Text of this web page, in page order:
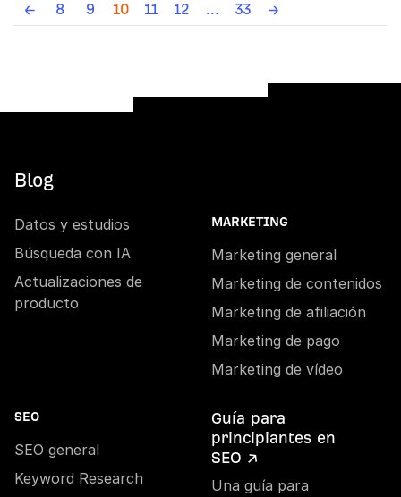
← 8 9 10 11 12 ... 33 →
Blog
Datos y estudios
Búsqueda con IA
Actualizaciones de
producto
MARKETING
Marketing general
Marketing de contenidos
Marketing de afiliación
Marketing de pago
Marketing de vídeo
SEO
SEO general
Keyword Research
Guía para
principiantes en
SEO ↗
Una guía para